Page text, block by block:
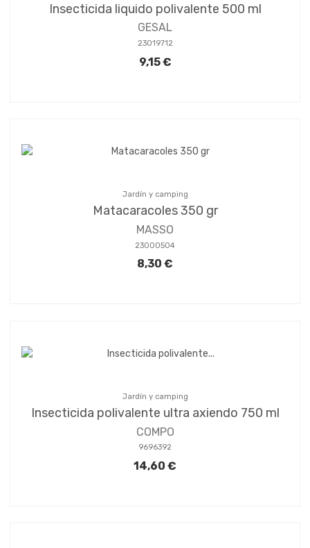
Insecticida liquido polivalente 500 ml
GESAL
23019712
9,15 €
Jardín y camping
Matacaracoles 350 gr
MASSO
23000504
8,30 €
Jardín y camping
Insecticida polivalente ultra axiendo 750 ml
COMPO
9696392
14,60 €